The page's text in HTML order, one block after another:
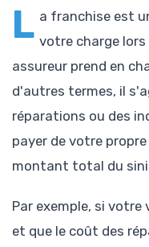
L a franchise est
votre charge
assureur prend en
d'autres termes, il
réparations ou des
payer de votre
montant total du
Par exemple, si
et que le coût des